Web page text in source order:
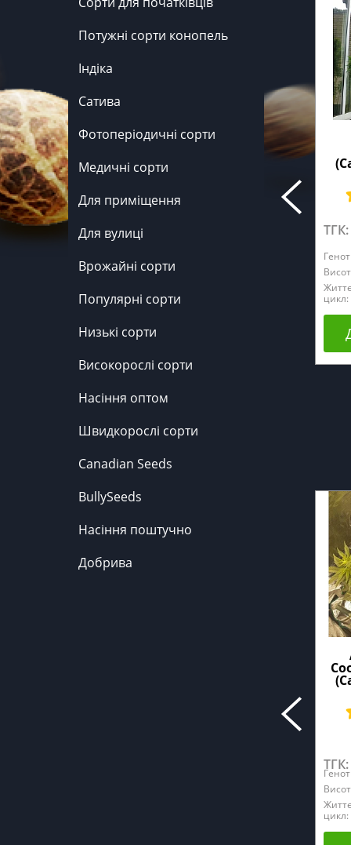
Потужні сорти конопель
Індіка
Сатива
Фотоперіодичні сорти
Медичні сорти
Для приміщення
Для вулиці
Врожайні сорти
Популярні сорти
Низькі сорти
Високорослі сорти
Насіння оптом
Швидкорослі сорти
Canadian Seeds
BullySeeds
Насіння поштучно
Добрива
цикл:
цикл: